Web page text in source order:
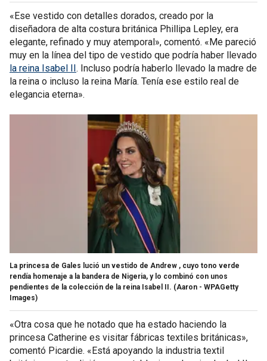
«Ese vestido con detalles dorados, creado por la
diseñadora de alta costura británica Phillipa Lepley, era
elegante, refinado y muy atemporal», comentó. «Me pareció
muy en la línea del tipo de vestido que podría haber llevado
la reina Isabel II. Incluso podría haberlo llevado la madre de
la reina o incluso la reina María. Tenía ese estilo real de
elegancia eterna».
La princesa de Gales lució un vestido de Andrew , cuyo tono verde
rendía homenaje a la bandera de Nigeria, y lo combinó con unos
pendientes de la colección de la reina Isabel II. (Aaron - WPAGetty
Images)
«Otra cosa que he notado que ha estado haciendo la
princesa Catherine es visitar fábricas textiles británicas»,
comentó Picardie. «Está apoyando la industria textil